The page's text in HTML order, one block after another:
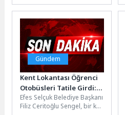
ve British Council iş...
Gündem
Kent Lokantası Öğrenci
Otobüsleri Tatile Girdi:
Başkan Sengel’den
Öğrencilere Tatil Mesajı
Efes Selçuk Belediye Başkanı
Filiz Ceritoğlu Sengel, bir kez